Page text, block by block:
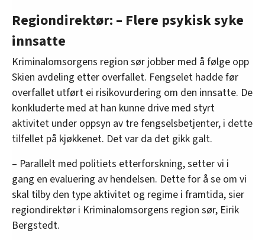
Regiondirektør: – Flere psykisk syke
innsatte
Kriminalomsorgens region sør jobber med å følge opp
Skien avdeling etter overfallet. Fengselet hadde før
overfallet utført ei risikovurdering om den innsatte. De
konkluderte med at han kunne drive med styrt
aktivitet under oppsyn av tre fengselsbetjenter, i dette
tilfellet på kjøkkenet. Det var da det gikk galt.
– Parallelt med politiets etterforskning, setter vi i
gang en evaluering av hendelsen. Dette for å se om vi
skal tilby den type aktivitet og regime i framtida, sier
regiondirektør i Kriminalomsorgens region sør, Eirik
Bergstedt.